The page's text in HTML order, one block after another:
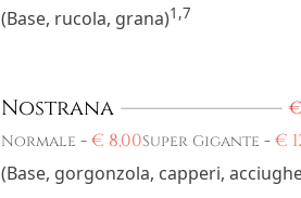
(Base, rucola, grana)1,7
Nostrana €
Normale -€ 8,00Super Gigante -€
(Base, gorgonzola, capperi,